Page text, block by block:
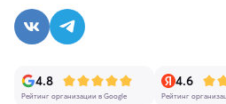
4.8
Рейтинг организации в Google
4.6
Рейтинг